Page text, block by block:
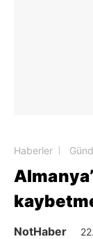
Haberler
NotHaber